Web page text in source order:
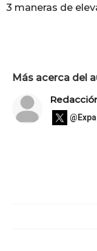
3 maneras de
Más acerca del